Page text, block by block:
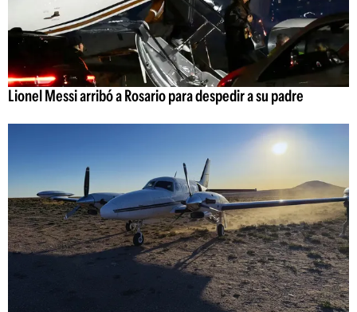
Lionel Messi arribó a Rosario para despedir a su padre